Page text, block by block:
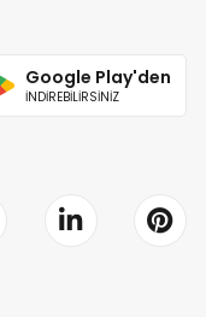
Google Play'den
İNDİREBİLİRSİNİZ